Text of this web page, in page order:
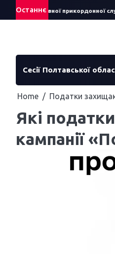
Останнє
Державної прикордонної
Сесії Полтавської
Home Податки
Які
кампанії